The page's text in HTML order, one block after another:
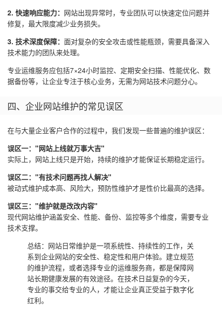
2. 快速响应能力： 网站出现异常时，专业团队可以快速定位问题并
修复，最大限度减少业务损失。
3. 技术深度保障： 面对复杂的安全攻击或性能瓶颈，需要具备深入
技术能力的团队来处理。
专业运维服务应包括7×24小时监控、定期安全扫描、性能优化、数
据备份等，让企业专注于核心业务，无需为网站技术问题分心。
四、企业网站维护的常见误区
在与大量企业客户合作的过程中，我们发现一些普遍的维护误区：
误区一："网站上线就万事大吉"
实际上，网站上线只是开始，持续的维护才能保证长期稳定运行。
误区二："有技术问题再找人解决"
被动式维护成本高、风险大，预防性维护才是性价比最高的选择。
误区三："维护就是改改内容"
现代网站维护涵盖安全、性能、备份、监控等多个维度，需要专业
技术支撑。
总结：网站日常维护是一项系统性、持续性的工作，关
系到企业网站的安全性、稳定性和用户体验。建立规范
的维护流程，或者选择专业的运维服务商，都是保障网
站长期健康发展的有效途径。在技术日益复杂的今天，
专业的事交给专业的人，才能让企业真正受益于数字化
红利。